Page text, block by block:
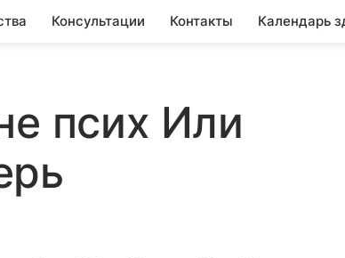
Консультации Контакты Календарь
псих Или